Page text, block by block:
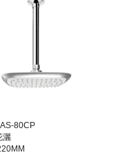
80CP
灑